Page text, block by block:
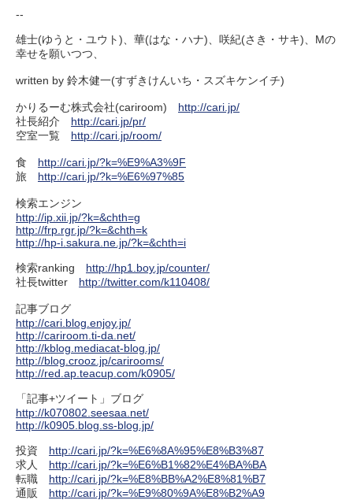
--
雄士(ゆうと・ユウト)、華(はな・ハナ)、咲紀(さき・サキ)、Mの
幸せを願いつつ、
written by 鈴木健一(すずきけんいち・スズキケンイチ)
かりるーむ株式会社(cariroom) http://cari.jp/
社長紹介 http://cari.jp/pr/
空室一覧 http://cari.jp/room/
食 http://cari.jp/?k=%E9%A3%9F
旅 http://cari.jp/?k=%E6%97%85
検索エンジン
http://ip.xii.jp/?k=&chth=g
http://frp.rgr.jp/?k=&chth=k
http://hp-i.sakura.ne.jp/?k=&chth=i
検索ranking http://hp1.boy.jp/counter/
社長twitter http://twitter.com/k110408/
記事ブログ
http://cari.blog.enjoy.jp/
http://cariroom.ti-da.net/
http://kblog.mediacat-blog.jp/
http://blog.crooz.jp/carirooms/
http://red.ap.teacup.com/k0905/
「記事+ツイート」ブログ
http://k070802.seesaa.net/
http://k0905.blog.ss-blog.jp/
投資 http://cari.jp/?k=%E6%8A%95%E8%B3%87
求人 http://cari.jp/?k=%E6%B1%82%E4%BA%BA
転職 http://cari.jp/?k=%E8%BB%A2%E8%81%B7
通販 http://cari.jp/?k=%E9%80%9A%E8%B2%A9